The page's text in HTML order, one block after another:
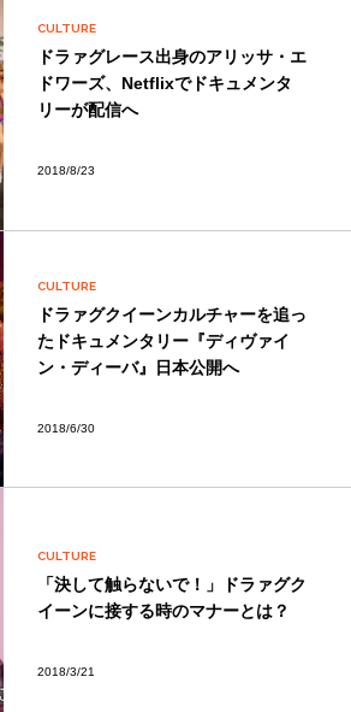
CULTURE
ドラァグレース出身のアリッサ・エ
ドワーズ、Netflixでドキュメンタ
リーが配信へ
2018/8/23
CULTURE
ドラァグクイーンカルチャーを追っ
たドキュメンタリー『ディヴァイ
ン・ディーバ』日本公開へ
2018/6/30
CULTURE
「決して触らないで！」ドラァグク
イーンに接する時のマナーとは？
2018/3/21